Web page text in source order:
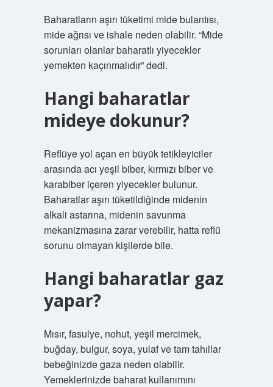
Baharatların aşırı tüketimi mide bulantısı,
mide ağrısı ve ishale neden olabilir. “Mide
sorunları olanlar baharatlı yiyecekler
yemekten kaçınmalıdır” dedi.
Hangi baharatlar
mideye dokunur?
Reflüye yol açan en büyük tetikleyiciler
arasında acı yeşil biber, kırmızı biber ve
karabiber içeren yiyecekler bulunur.
Baharatlar aşırı tüketildiğinde midenin
alkali astarına, midenin savunma
mekanizmasına zarar verebilir, hatta reflü
sorunu olmayan kişilerde bile.
Hangi baharatlar gaz
yapar?
Mısır, fasulye, nohut, yeşil mercimek,
buğday, bulgur, soya, yulaf ve tam tahıllar
bebeğinizde gaza neden olabilir.
Yemeklerinizde baharat kullanımını